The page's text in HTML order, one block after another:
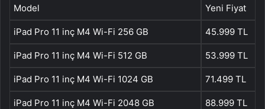
Model Yeni Fiyat
iPad Pro 11 inç M4 Wi-Fi 256 GB 45.999 TL
iPad Pro 11 inç M4 Wi-Fi 512 GB 53.999 TL
iPad Pro 11 inç M4 Wi-Fi 1024 GB 71.499 TL
iPad Pro 11 inç M4 Wi-Fi 2048 GB 88.999 TL